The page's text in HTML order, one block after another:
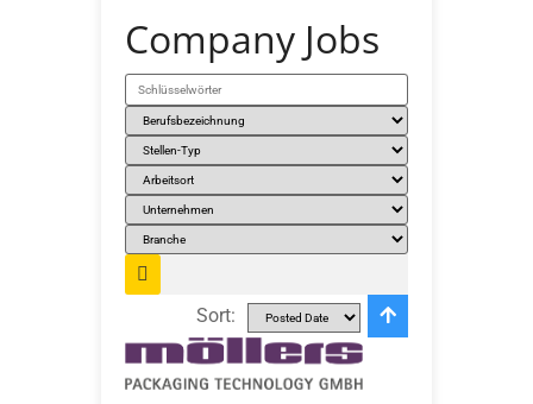
Company Jobs
Schlüsselwörter
Sort: